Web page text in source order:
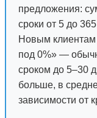
предложения:
сроки от 5 до
Новым клиентам
под 0%» —
сроком до 5–30
больше, в
зависимости от